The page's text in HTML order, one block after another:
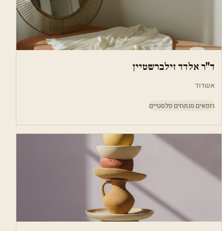
ד"ר אלדד זילברשטיין
אשדוד
רופאים מנתחים פלסטיים